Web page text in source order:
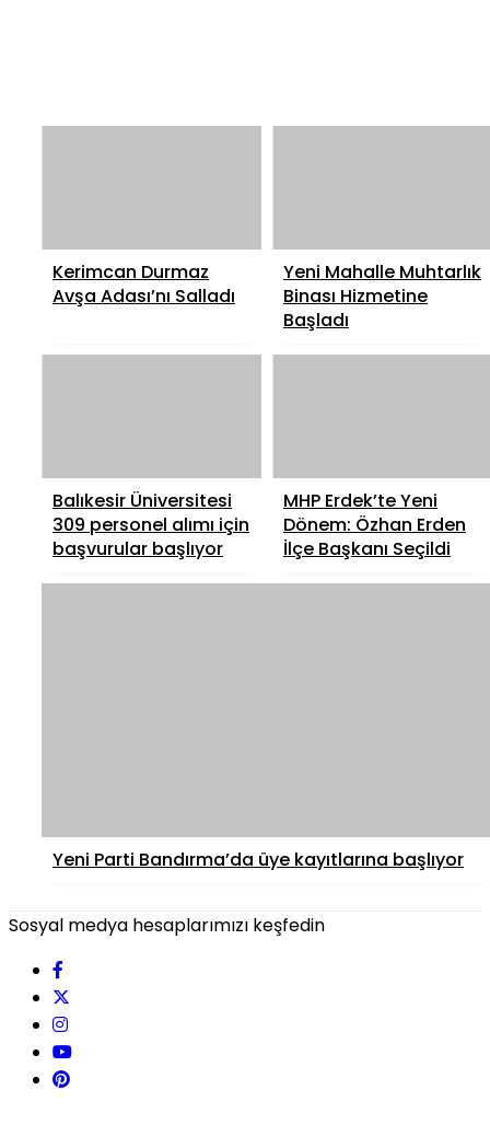
Kerimcan Durmaz
Avşa Adası’nı Salladı
Yeni Mahalle Muhtarlık
Binası Hizmetine
Başladı
Balıkesir Üniversitesi
309 personel alımı için
başvurular başlıyor
MHP Erdek’te Yeni
Dönem: Özhan Erden
İlçe Başkanı Seçildi
Yeni Parti Bandırma’da üye kayıtlarına başlıyor
Sosyal medya hesaplarımızı keşfedin